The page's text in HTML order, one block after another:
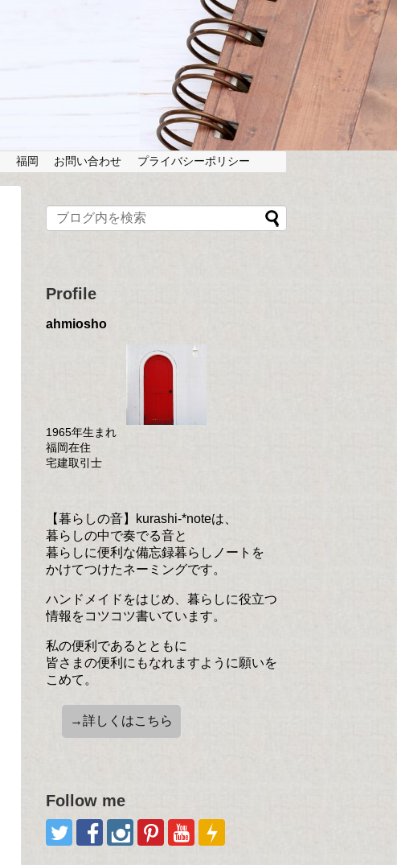
福岡 お問い合わせ プライバシーポリシー
Profile
ahmiosho
1965年生まれ
福岡在住
宅建取引士
【暮らしの音】kurashi-*noteは、
暮らしの中で奏でる音と
暮らしに便利な備忘録暮らしノートを
かけてつけたネーミングです。
ハンドメイドをはじめ、暮らしに役立つ
情報をコツコツ書いています。
私の便利であるとともに
皆さまの便利にもなれますように願いを
こめて。
→詳しくはこちら
Follow me